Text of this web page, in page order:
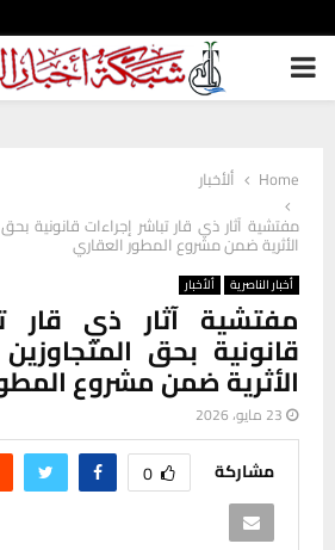
PRIMARY
Home
ألأخبار
مفتشية آثار ذي قار تباشر إجراءات قانونية
الأثرية ضمن مشروع المطور العقاري
أخبار الناصرية ألأخبار
مفتشية آثار ذي قار
قانونية بحق
الأثرية ضمن مشروع
23 مايو، 2026
مشاركة 0